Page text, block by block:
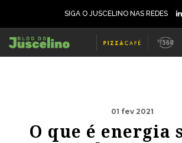
SIGA O JUSCELINO NAS REDES
01 fev 2021
O que é energia